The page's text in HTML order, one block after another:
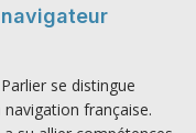
se distingue
française.